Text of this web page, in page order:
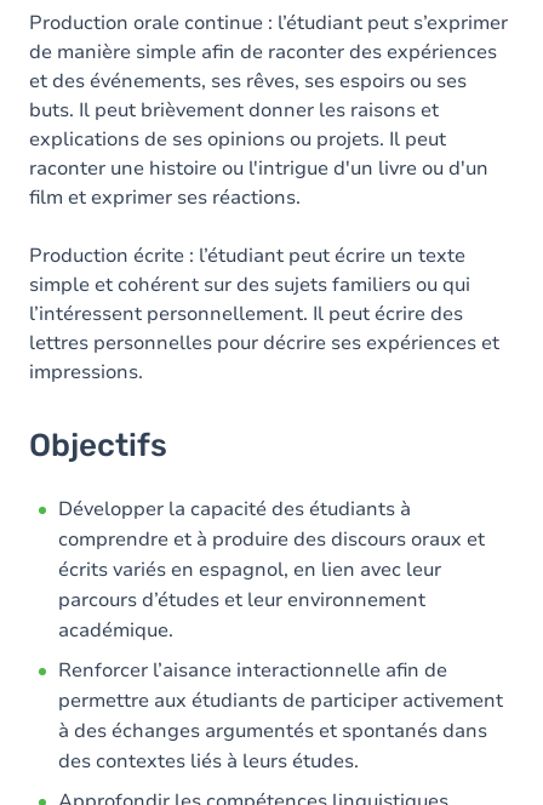
Production orale continue : l’étudiant peut s’exprimer
de manière simple afin de raconter des expériences
et des événements, ses rêves, ses espoirs ou ses
buts. Il peut brièvement donner les raisons et
explications de ses opinions ou projets. Il peut
raconter une histoire ou l'intrigue d'un livre ou d'un
film et exprimer ses réactions.
Production écrite : l’étudiant peut écrire un texte
simple et cohérent sur des sujets familiers ou qui
l’intéressent personnellement. Il peut écrire des
lettres personnelles pour décrire ses expériences et
impressions.
Objectifs
Développer la capacité des étudiants à
comprendre et à produire des discours oraux et
écrits variés en espagnol, en lien avec leur
parcours d’études et leur environnement
académique.
Renforcer l’aisance interactionnelle afin de
permettre aux étudiants de participer activement
à des échanges argumentés et spontanés dans
des contextes liés à leurs études.